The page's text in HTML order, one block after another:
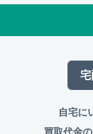
自宅に
買取代金